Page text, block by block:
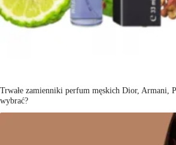
Trwałe zamienniki perfum męskich Dior, Armani,
wybrać?